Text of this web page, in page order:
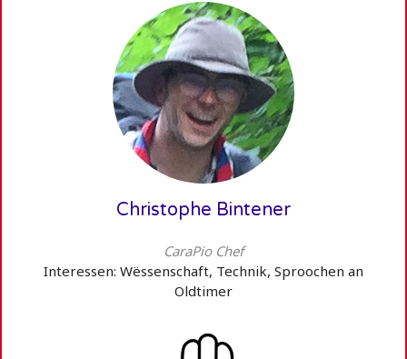
Christophe Bintener
CaraPio Chef
Interessen: Wëssenschaft, Technik, Sproochen an
Oldtimer